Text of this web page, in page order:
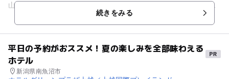
山崎直子宇宙飛行士にちなんでつけられました。子どもの頃、
続きをみる
平日の予約がおススメ！夏の楽しみを全部味わえる
ホテル
新潟県南魚沼市